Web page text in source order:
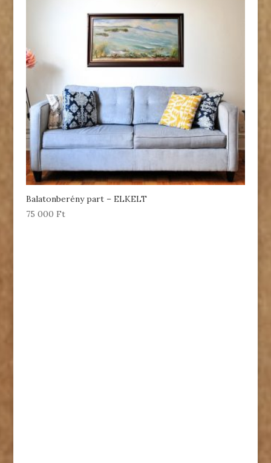
Balatonberény part – ELKELT
75 000 Ft